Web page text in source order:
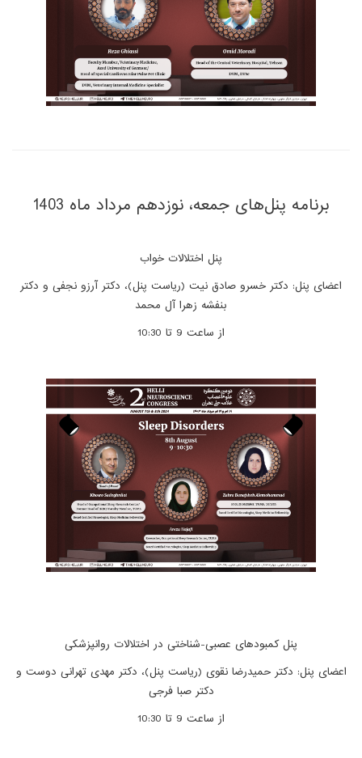
برنامه پنل‌های جمعه، نوزدهم مرداد ماه 1403
پنل اختلالات خواب
اعضای پنل: دکتر خسرو صادق نیت (ریاست پنل)، دکتر آرزو نجفی و دکتر
بنفشه زهرا آل محمد
از ساعت 9 تا 10:30
پنل کمبودهای عصبی-شناختی در اختلالات روانپزشکی
اعضای پنل: دکتر حمیدرضا نقوی (ریاست پنل)، دکتر مهدی تهرانی دوست و
دکتر صبا فرجی
از ساعت 9 تا 10:30